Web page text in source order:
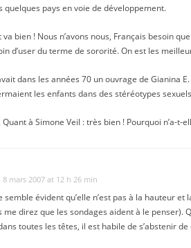
quelques pays en voie de développement.
va bien ! Nous n’avons nous, Français besoin
d’user du terme de sororité. On est les
dans les années 70 un ouvrage de Gianina
les enfants dans des stéréotypes
Quant à Simone Veil : très bien ! Pourquoi n’a-
8 mars 2007 at 12 h 26 min
semble évident qu’elle n’est pas à la hauteur
me direz que les sondages aident à le penser).
toutes les têtes, il est habile de s’abstenir